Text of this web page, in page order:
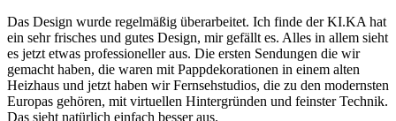
Das Design wurde regelmäßig überarbeitet. Ich finde der KI.KA hat
ein sehr frisches und gutes Design, mir gefällt es. Alles in allem sieht
es jetzt etwas professioneller aus. Die ersten Sendungen die wir
gemacht haben, die waren mit Pappdekorationen in einem alten
Heizhaus und jetzt haben wir Fernsehstudios, die zu den modernsten
Europas gehören, mit virtuellen Hintergründen und feinster Technik.
Das sieht natürlich einfach besser aus.